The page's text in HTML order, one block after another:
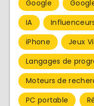
Google
IA
iPhone
Jeux
Langages de
Moteurs de
PC portable